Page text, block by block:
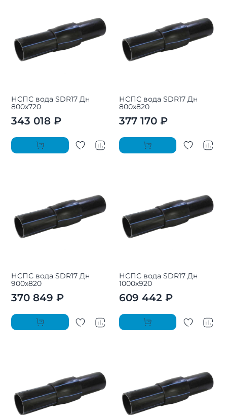
НСПС вода SDR17 Дн
800х720
343 018 ₽
НСПС вода SDR17 Дн
800х820
377 170 ₽
НСПС вода SDR17 Дн
900х820
370 849 ₽
НСПС вода SDR17 Дн
1000х920
609 442 ₽